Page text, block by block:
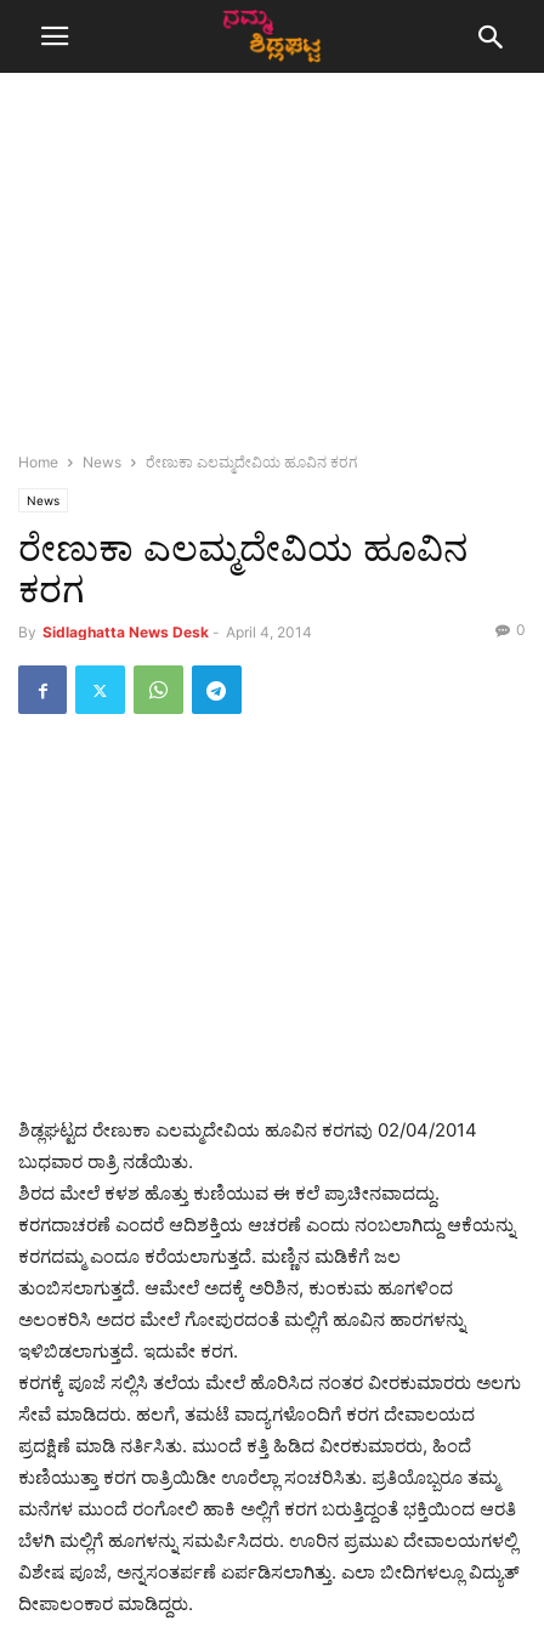
Home News ರೇಣುಕಾ ಎಲಮ್ಮದೇವಿಯ ಹೂವಿನ ಕರಗ
News
ರೇಣುಕಾ ಎಲಮ್ಮದೇವಿಯ ಹೂವಿನ
ಕರಗ
By Sidlaghatta News Desk - April 4, 2014 0
ಶಿಡ್ಲಘಟ್ಟದ ರೇಣುಕಾ ಎಲಮ್ಮದೇವಿಯ ಹೂವಿನ ಕರಗವು 02/04/2014
ಬುಧವಾರ ರಾತ್ರಿ ನಡೆಯಿತು.
ಶಿರದ ಮೇಲೆ ಕಳಶ ಹೊತ್ತು ಕುಣಿಯುವ ಈ ಕಲೆ ಪ್ರಾಚೀನವಾದದ್ದು.
ಕರಗದಾಚರಣೆ ಎಂದರೆ ಆದಿಶಕ್ತಿಯ ಆಚರಣೆ ಎಂದು ನಂಬಲಾಗಿದ್ದು ಆಕೆಯನ್ನು
ಕರಗದಮ್ಮ ಎಂದೂ ಕರೆಯಲಾಗುತ್ತದೆ. ಮಣ್ಣಿನ ಮಡಿಕೆಗೆ ಜಲ
ತುಂಬಿಸಲಾಗುತ್ತದೆ. ಆಮೇಲೆ ಅದಕ್ಕೆ ಅರಿಶಿನ, ಕುಂಕುಮ ಹೂಗಳಿಂದ
ಅಲಂಕರಿಸಿ ಅದರ ಮೇಲೆ ಗೋಪುರದಂತೆ ಮಲ್ಲಿಗೆ ಹೂವಿನ ಹಾರಗಳನ್ನು
ಇಳಿಬಿಡಲಾಗುತ್ತದೆ. ಇದುವೇ ಕರಗ.
ಕರಗಕ್ಕೆ ಪೂಜೆ ಸಲ್ಲಿಸಿ ತಲೆಯ ಮೇಲೆ ಹೊರಿಸಿದ ನಂತರ ವೀರಕುಮಾರರು ಅಲಗು
ಸೇವೆ ಮಾಡಿದರು. ಹಲಗೆ, ತಮಟೆ ವಾದ್ಯಗಳೊಂದಿಗೆ ಕರಗ ದೇವಾಲಯದ
ಪ್ರದಕ್ಷಿಣೆ ಮಾಡಿ ನರ್ತಿಸಿತು. ಮುಂದೆ ಕತ್ತಿ ಹಿಡಿದ ವೀರಕುಮಾರರು, ಹಿಂದೆ
ಕುಣಿಯುತ್ತಾ ಕರಗ ರಾತ್ರಿಯಿಡೀ ಊರೆಲ್ಲಾ ಸಂಚರಿಸಿತು. ಪ್ರತಿಯೊಬ್ಬರೂ ತಮ್ಮ
ಮನೆಗಳ ಮುಂದೆ ರಂಗೋಲಿ ಹಾಕಿ ಅಲ್ಲಿಗೆ ಕರಗ ಬರುತ್ತಿದ್ದಂತೆ ಭಕ್ತಿಯಿಂದ ಆರತಿ
ಬೆಳಗಿ ಮಲ್ಲಿಗೆ ಹೂಗಳನ್ನು ಸಮರ್ಪಿಸಿದರು. ಊರಿನ ಪ್ರಮುಖ ದೇವಾಲಯಗಳಲ್ಲಿ
ವಿಶೇಷ ಪೂಜೆ, ಅನ್ನಸಂತರ್ಪಣೆ ಏರ್ಪಡಿಸಲಾಗಿತ್ತು. ಎಲಾ ಬೀದಿಗಳಲ್ಲೂ ವಿದ್ಯುತ್
ದೀಪಾಲಂಕಾರ ಮಾಡಿದ್ದರು.